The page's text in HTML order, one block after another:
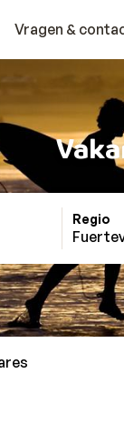
Vragen &
Regio